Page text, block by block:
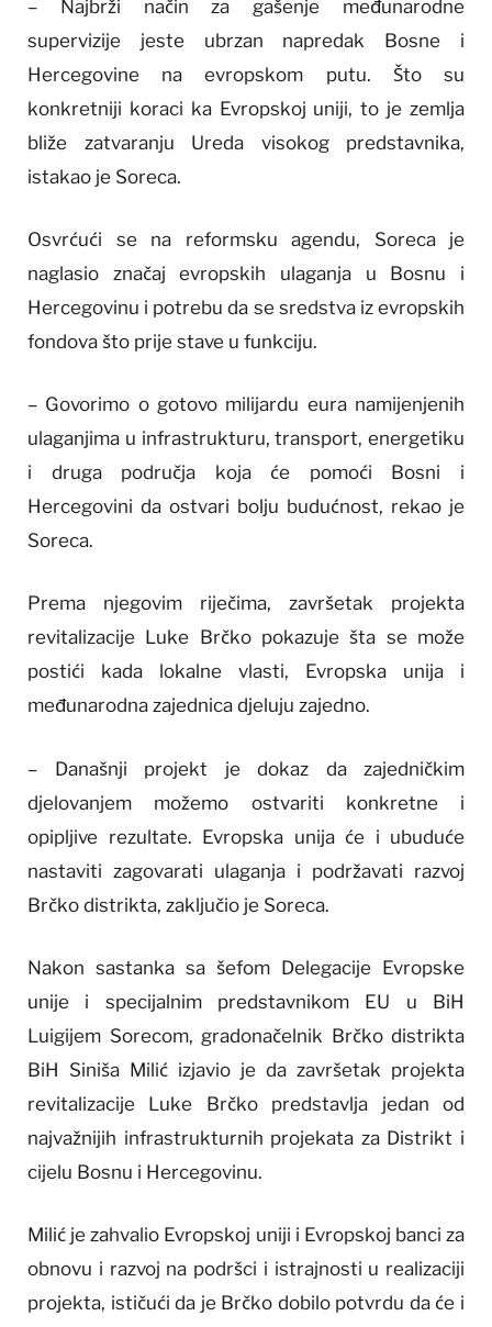
– Najbrži način za gašenje međunarodne
supervizije jeste ubrzan napredak Bosne i
Hercegovine na evropskom putu. Što su
konkretniji koraci ka Evropskoj uniji, to je zemlja
bliže zatvaranju Ureda visokog predstavnika,
istakao je Soreca.
Osvrćući se na reformsku agendu, Soreca je
naglasio značaj evropskih ulaganja u Bosnu i
Hercegovinu i potrebu da se sredstva iz evropskih
fondova što prije stave u funkciju.
– Govorimo o gotovo milijardu eura namijenjenih
ulaganjima u infrastrukturu, transport, energetiku
i druga područja koja će pomoći Bosni i
Hercegovini da ostvari bolju budućnost, rekao je
Soreca.
Prema njegovim riječima, završetak projekta
revitalizacije Luke Brčko pokazuje šta se može
postići kada lokalne vlasti, Evropska unija i
međunarodna zajednica djeluju zajedno.
– Današnji projekt je dokaz da zajedničkim
djelovanjem možemo ostvariti konkretne i
opipljive rezultate. Evropska unija će i ubuduće
nastaviti zagovarati ulaganja i podržavati razvoj
Brčko distrikta, zaključio je Soreca.
Nakon sastanka sa šefom Delegacije Evropske
unije i specijalnim predstavnikom EU u BiH
Luigijem Sorecom, gradonačelnik Brčko distrikta
BiH Siniša Milić izjavio je da završetak projekta
revitalizacije Luke Brčko predstavlja jedan od
najvažnijih infrastrukturnih projekata za Distrikt i
cijelu Bosnu i Hercegovinu.
Milić je zahvalio Evropskoj uniji i Evropskoj banci za
obnovu i razvoj na podršci i istrajnosti u realizaciji
projekta, ističući da je Brčko dobilo potvrdu da će i